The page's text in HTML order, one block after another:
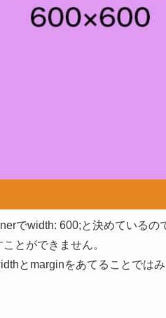
でwidth: 600;と決めているの
とができません。
とmarginをあてることではみ